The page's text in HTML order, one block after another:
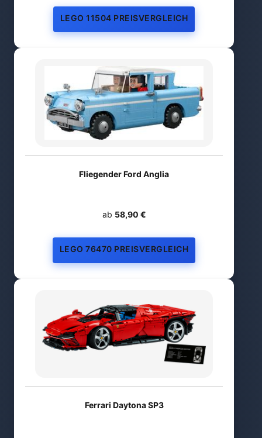
LEGO 11504 PREISVERGLEICH
Fliegender Ford Anglia
ab 58,90 €
LEGO 76470 PREISVERGLEICH
Ferrari Daytona SP3